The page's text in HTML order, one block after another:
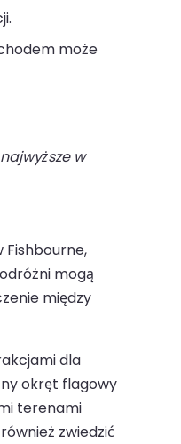
może
w
mogą
między
dla
okręt flagowy
terenami
zwiedzić